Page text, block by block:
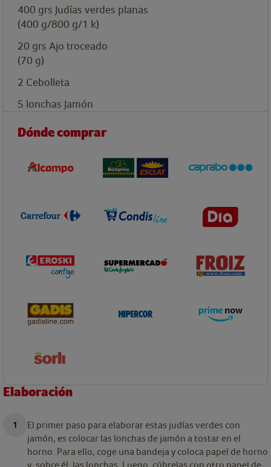
400 grs Judías verdes planas
(400 g/800 g/1 k)
20 grs Ajo troceado
(70 g)
2 Cebolleta
5 lonchas Jamón
Dónde comprar
Elaboración
El primer paso para elaborar estas judías verdes con
jamón, es colocar las lonchas de jamón a tostar en el
horno. Para ello, coge una bandeja y coloca papel de horno
y, sobre él, las lonchas. Luego, cúbrelas con otro papel de